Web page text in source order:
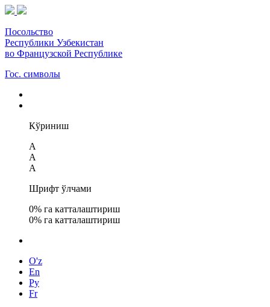
Посольство
Республики Узбекистан
во Французской Республике
Гос. символы
Кўриниш
A
A
A
Шрифт ўлчами
0% га катталаштириш
0% га катталаштириш
O'z
En
Ру
Fr